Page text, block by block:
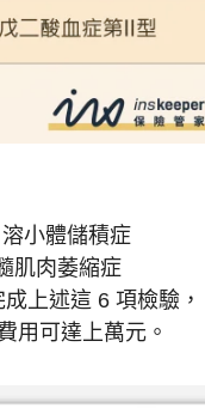
小體儲積症
肌肉萎縮症
上述這 6 項檢驗，
用可達上萬元。